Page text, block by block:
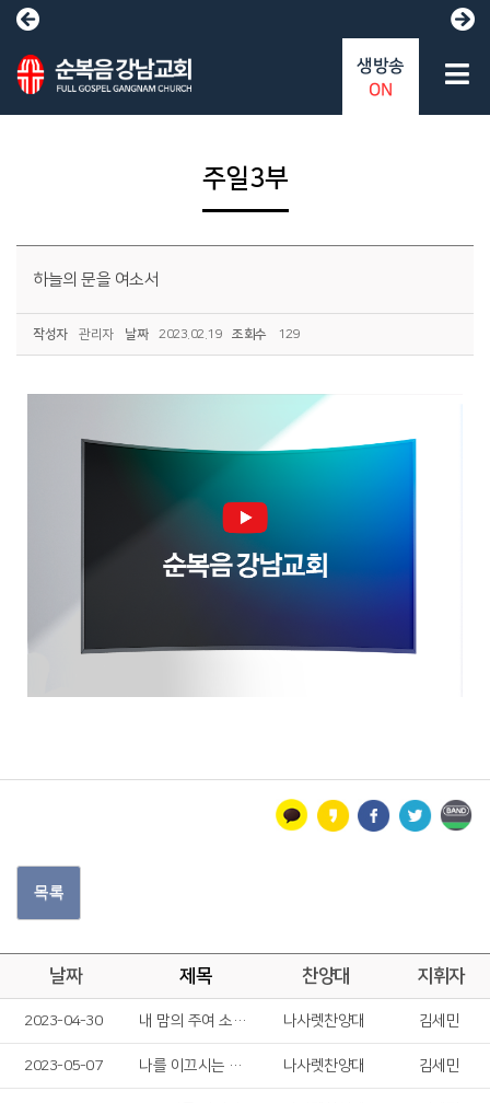
주일3부
하늘의 문을 여소서
작성자 관리자 날짜 2023.02.19 조회수 129
목록
날짜 제목 찬양대 지휘자
2023-04-30 내 맘의 주여 소망 되소서 나사렛찬양대 김세민
2023-05-07 나를 이끄시는 주님 나사렛찬양대 김세민
생방송
ON